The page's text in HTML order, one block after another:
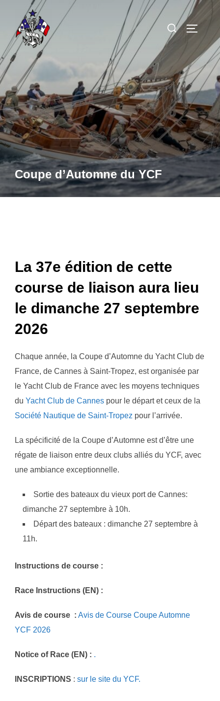
contenu
Rechercher :
Coupe d’Automne du YCF
La 37e édition de cette
course de liaison aura lieu
le dimanche 27 septembre
2026
Chaque année, la Coupe d’Automne du Yacht Club de
France, de Cannes à Saint-Tropez, est organisée par
le Yacht Club de France avec les moyens techniques
du Yacht Club de Cannes pour le départ et ceux de la
Société Nautique de Saint-Tropez pour l’arrivée.
La spécificité de la Coupe d’Automne est d’être une
régate de liaison entre deux clubs alliés du YCF, avec
une ambiance exceptionnelle.
Sortie des bateaux du vieux port de Cannes:
dimanche 27 septembre à 10h.
Départ des bateaux : dimanche 27 septembre à
11h.
Instructions de course :
Race Instructions (EN) :
Avis de course : Avis de Course Coupe Automne
YCF 2026
Notice of Race (EN) : .
INSCRIPTIONS : sur le site du YCF.